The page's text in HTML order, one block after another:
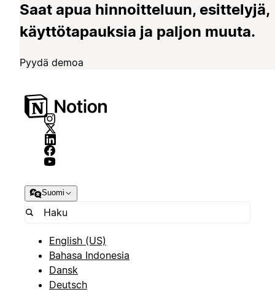
Saat apua hinnoitteluun, esittelyjä,
käyttötapauksia ja paljon muuta.
Pyydä demoa
Suomi
English (US)
Bahasa Indonesia
Dansk
Deutsch